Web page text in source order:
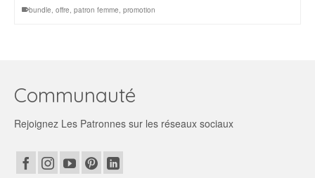
bundle offre patron femme promotion
Communauté
Rejoignez Les Patronnes sur les réseaux sociaux